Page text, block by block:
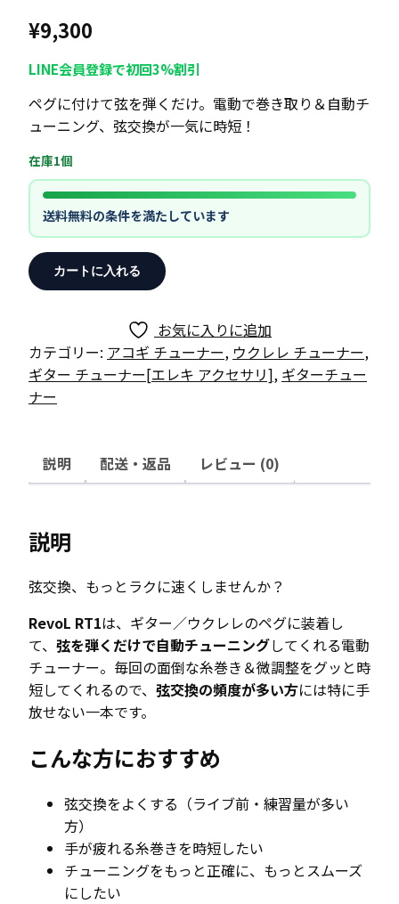
¥9,300
LINE会員登録で初回3%割引
ペグに付けて弦を弾くだけ。電動で巻き取り＆自動チ
ューニング、弦交換が一気に時短！
在庫1個
送料無料の条件を満たしています
RevoL
RT1
ギ
タ
ー
ナ
｜
秒
チ
ュ
ー
ニ
ン
グ
カートに入れる
お気に入りに追加
カテゴリー: アコギ チューナー, ウクレレ チューナー,
ギター チューナー[エレキ アクセサリ], ギターチュー
ナー
説明 配送・返品 レビュー (0)
説明
弦交換、もっとラクに速くしませんか？
RevoL RT1は、ギター／ウクレレのペグに装着し
て、 弦を弾くだけで自動チューニングしてくれる電動
チューナー。毎回の面倒な糸巻き＆微調整をグッと時
短してくれるので、 弦交換の頻度が多い方には特に手
放せない一本です。
こんな方におすすめ
弦交換をよくする（ライブ前・練習量が多い
方）
手が疲れる糸巻きを時短したい
チューニングをもっと正確に、もっとスムーズ
にしたい